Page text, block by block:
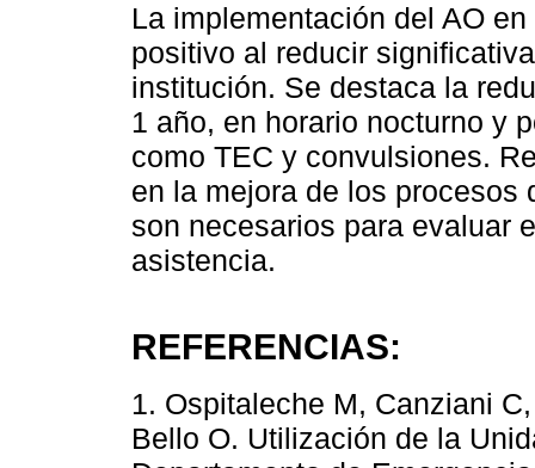
La implementación del AO
positivo al reducir
institución. Se destaca la
1 año, en horario nocturno y
como TEC y convulsiones.
en la mejora de los
son necesarios para evaluar
asistencia.
REFERENCIAS:
1. Ospitaleche M, Canziani
Bello O. Utilización de la